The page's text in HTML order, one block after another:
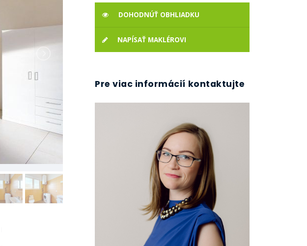
DOHODNÚŤ OBHLIADKU
NAPÍSAŤ MAKLÉROVI
Pre viac informácií kontaktujte